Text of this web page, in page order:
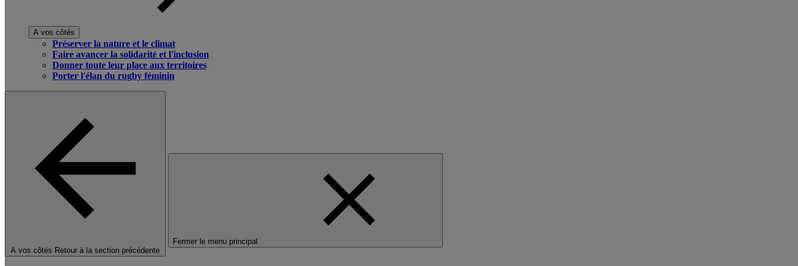
A vos côtés
Préserver la nature et le climat
Faire avancer la solidarité et l'inclusion
Donner toute leur place aux territoires
Porter l'élan du rugby féminin
A vos côtés Retour à la section précédente
Fermer le menu principal